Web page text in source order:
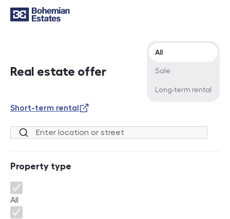
Real estate offer
Offer type
All
Sale
Long-term rental
Short-term rental
Location or street
Property type
Property type
All